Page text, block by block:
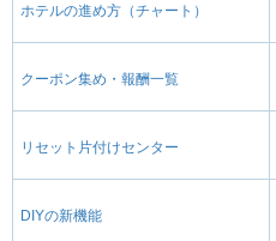
ホテルの進め方（チャート）
クーポン集め・報酬一覧
リセット片付けセンター
DIYの新機能